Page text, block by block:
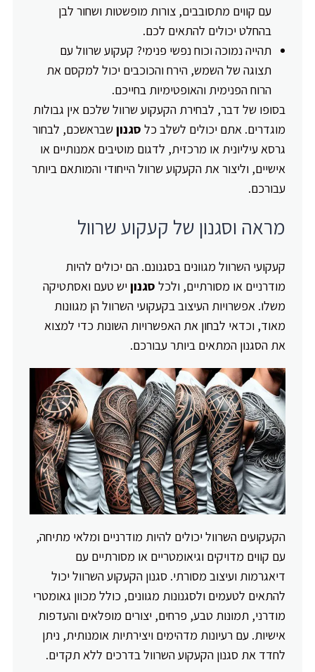
עם קווים מתסובבים, צורות מופשטות ושחור לבן
בהחלט יכולים להתאים לכם.
תהייה נמוכה וכוח נפשי פנימי? קעקוע שרוול עם
תצוגה של השמש, הירח והכוכבים יכול למקסם את
הרוח הפנימית והאופטימיות בחייכם.
בסופו של דבר, לבחירת הקעקוע שרוול שלכם אין גבולות
מוגדרים. אתם יכולים לשלב כל סגנוןשבראשכם, לבחור
גרסא עיליונית או מרכזית, לדגום מוטיבים אמנותיים או
אישיים, וליצור את הקעקוע שרוול הייחודי והמותאם ביותר
עבורכם.
מראה וסגנון של קעקוע שרוול
קעקועי השרוול מגוונים בסגנונם. הם יכולים להיות
מודרניים או מסורתיים, ולכל סגנוןיש טעם ואסתטיקה
משלו. אפשרויות העיצוב בקעקועי השרוול הן מגוונות
מאוד, וכדאי לבחון את האפשרויות השונות כדי למצוא
את הסגנון המתאים ביותר עבורכם.
הקעקועים השרוול יכולים להיות מודרניים ומלאי מתיחה,
עם קווים מדויקים וגיאומטריים או מסורתיים עם
דיאגרמות ועיצוב מסורתי. סגנון הקעקוע השרוול יכול
להתאים לטעמים ולסגנונות מגוונים, כולל מכוון גאומטרי
מודרני, תמונות טבע, פרחים, יצורים מופלאים והעדפות
אישיות. עם רעיונות מדהימים ויצירתיות אומנותית, ניתן
לחדד את סגנון הקעקוע השרוול בדרכים ללא תקדים.